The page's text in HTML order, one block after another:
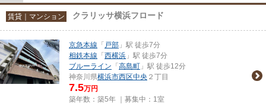
賃貸｜マンション クラリッサ横浜フロード
京急本線 「 戸部 」駅 徒歩7分
相鉄本線 「 西横浜 」駅 徒歩7分
ブルーライン 「 高島町 」駅 徒歩12分
神奈川県横浜市西区中央 ２丁目
7.5万円
築年数：築5年 ｜募集中： 1室